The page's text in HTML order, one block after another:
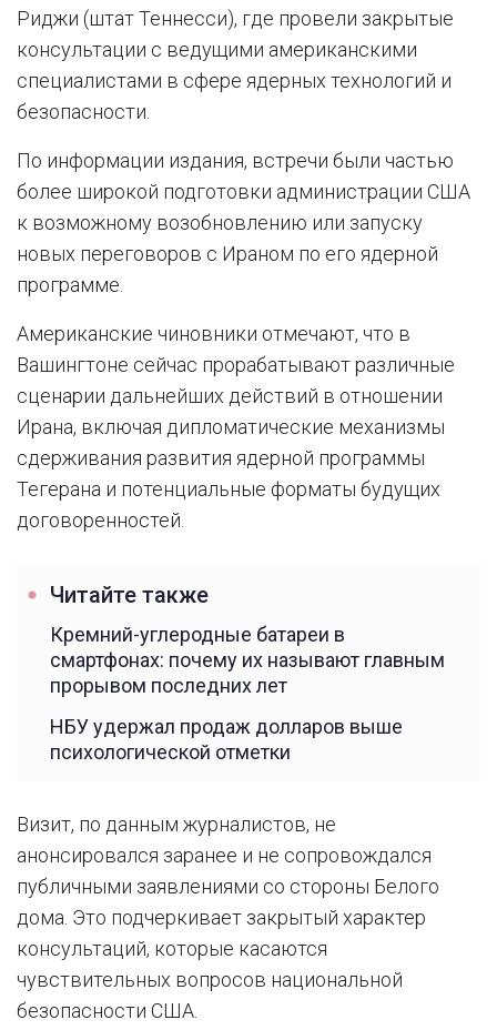
Риджи (штат Теннесси), где провели закрытые
консультации с ведущими американскими
специалистами в сфере ядерных технологий и
безопасности.
По информации издания, встречи были частью
более широкой подготовки администрации США
к возможному возобновлению или запуску
новых переговоров с Ираном по его ядерной
программе.
Американские чиновники отмечают, что в
Вашингтоне сейчас прорабатывают различные
сценарии дальнейших действий в отношении
Ирана, включая дипломатические механизмы
сдерживания развития ядерной программы
Тегерана и потенциальные форматы будущих
договоренностей.
Читайте также
Кремний-углеродные батареи в
смартфонах: почему их называют главным
прорывом последних лет
НБУ удержал продаж долларов выше
психологической отметки
Визит, по данным журналистов, не
анонсировался заранее и не сопровождался
публичными заявлениями со стороны Белого
дома. Это подчеркивает закрытый характер
консультаций, которые касаются
чувствительных вопросов национальной
безопасности США.